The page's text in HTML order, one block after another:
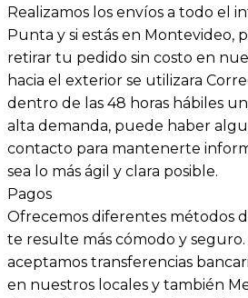
Realizamos los envíos a todo el
Punta y si estás en Montevideo,
retirar tu pedido sin costo en
hacia el exterior se utilizara
dentro de las 48 horas hábiles
alta demanda, puede haber
contacto para mantenerte
sea lo más ágil y clara posible.
Pagos
Ofrecemos diferentes métodos
te resulte más cómodo y
aceptamos transferencias
en nuestros locales y también